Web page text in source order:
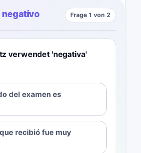
negativo Frage 1 von 2
verwendet 'negativa'
del examen es
recibió fue muy